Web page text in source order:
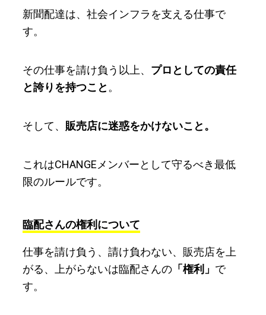
新聞配達は、社会インフラを支える仕事で
す。
その仕事を請け負う以上、 プロとしての責任
と誇りを持つこと。
そして、 販売店に迷惑をかけないこと。
これはCHANGEメンバーとして守るべき最低
限のルールです。
臨配さんの権利について
仕事を請け負う、請け負わない、販売店を上
がる、上がらないは臨配さんの「権利」 で
す。